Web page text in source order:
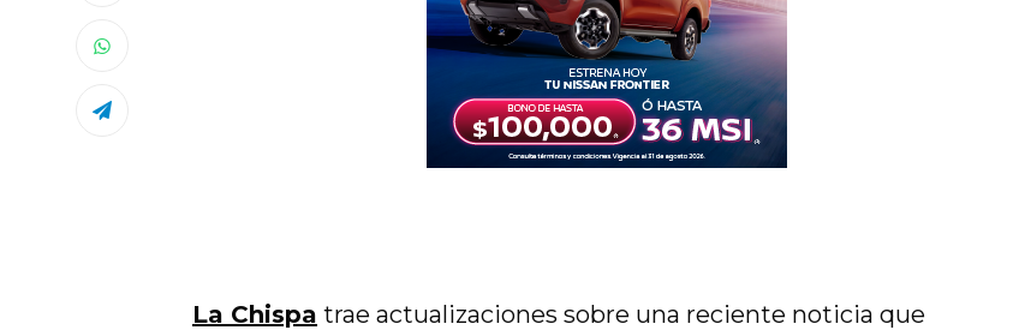
La Chispa trae actualizaciones sobre una reciente noticia que